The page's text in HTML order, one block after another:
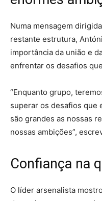
Numa mensagem
restante estrutura,
importância da união e
enfrentar os desafios
“Enquanto grupo,
superar os desafios que
são grandes as nossas
nossas ambições”,
Confiança na
O líder arsenalista